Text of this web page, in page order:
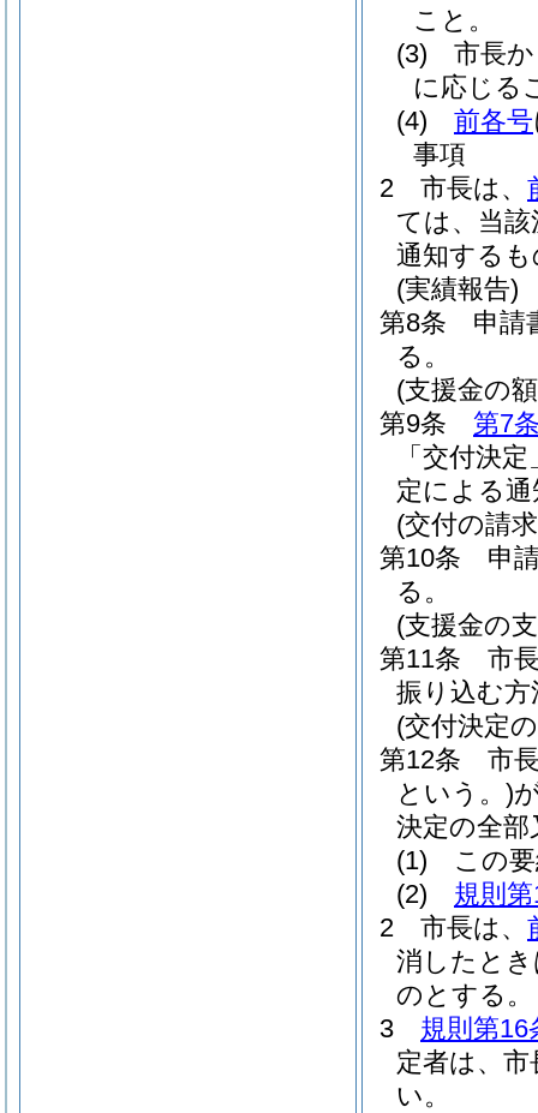
こと。
(3)
市長
に応じる
(4)
前各号
事項
2
市長は、
ては、当
通知する
(実績報告)
第8条
申請
る。
(支援金の
第9条
第7
「交付決
定による
(交付の請
第10条
申
る。
(支援金の
第11条
市
振り込む
(交付決定
第12条
市
という。)
決定の全
(1)
この
(2)
規則
2
市長は、
消したと
のとする。
3
規則第16
定者は、
い。